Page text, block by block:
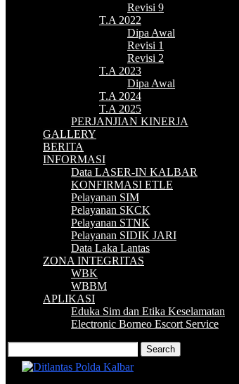
Revisi 9
T.A 2022
Dipa Awal
Revisi 1
Revisi 2
T.A 2023
Dipa Awal
T.A 2024
T.A 2025
PERJANJIAN KINERJA
GALLERY
BERITA
INFORMASI
Data LASER-IN KALBAR
KONFIRMASI ETLE
Pelayanan SIM
Pelayanan SKCK
Pelayanan STNK
Pelayanan SIDIK JARI
Data Laka Lantas
ZONA INTEGRITAS
WBK
WBBM
APLIKASI
Eduka Sim dan Etika Keselamatan
Electronic Borneo Escort Service